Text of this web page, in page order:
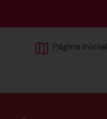
Página Inicial